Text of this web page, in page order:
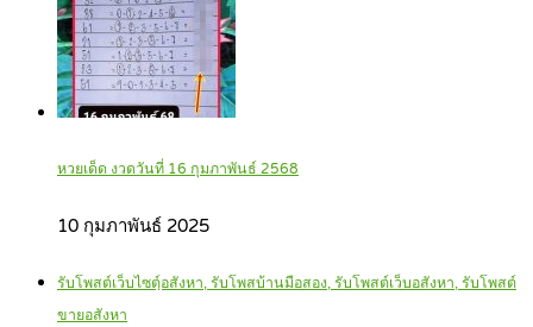
หวยเด็ด งวดวันที่ 16 กุมภาพันธ์ 2568
10 กุมภาพันธ์ 2025
รับโพสต์เว็บไซตฺ์อสังหา, รับโพสบ้านมือสอง, รับโพสต์เว็บอสังหา, รับโพสต์
ขายอสังหา